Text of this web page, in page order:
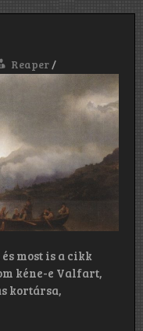
Reaper/
most is a cikk
kéne-e Valfart,
kortársa,